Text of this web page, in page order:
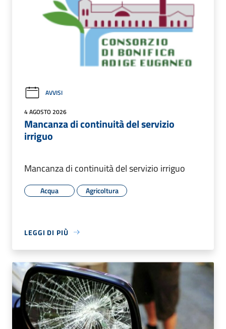
AVVISI
4 AGOSTO 2026
Mancanza di continuità del servizio
irriguo
Mancanza di continuità del servizio irriguo
Acqua Agricoltura
LEGGI DI PIÙ